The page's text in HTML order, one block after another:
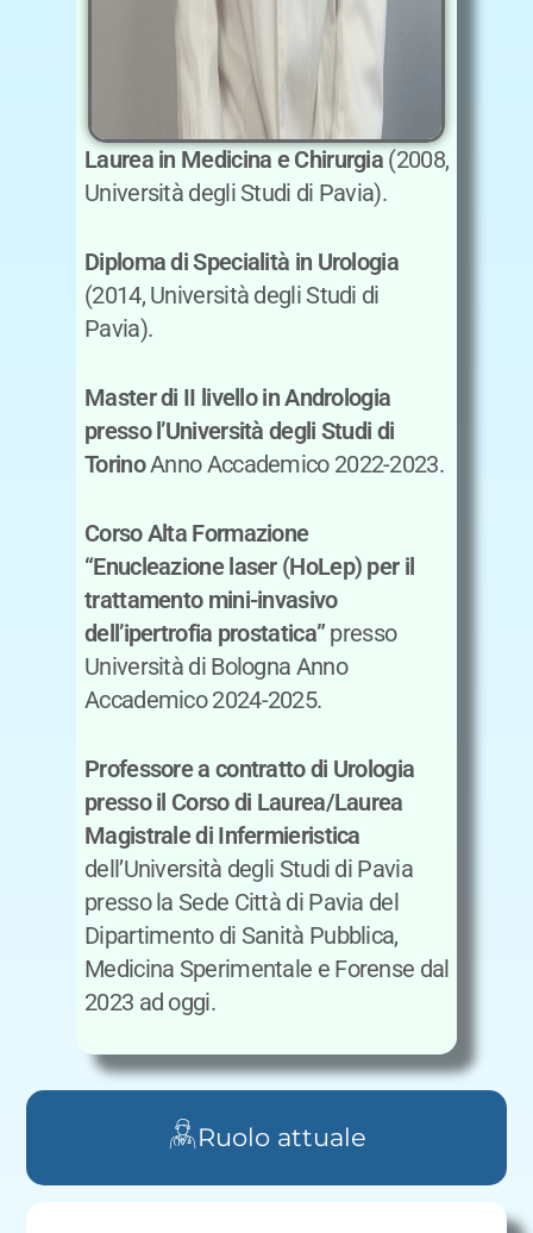
Laurea in Medicina e Chirurgia (2008,
Università degli Studi di Pavia).
Diploma di Specialità in Urologia
(2014, Università degli Studi di
Pavia).
Master di II livello in Andrologia
presso l’Università degli Studi di
TorinoAnno Accademico 2022-2023.
Corso Alta Formazione
“Enucleazione laser (HoLep) per il
trattamento mini-invasivo
dell’ipertrofia prostatica” presso
Università di Bologna Anno
Accademico 2024-2025.
Professore a contratto di Urologia
presso il Corso di Laurea/Laurea
Magistrale di Infermieristica
dell’Università degli Studi di Pavia
presso la Sede Città di Pavia del
Dipartimento di Sanità Pubblica,
Medicina Sperimentale e Forense dal
2023 ad oggi.
Ruolo attuale